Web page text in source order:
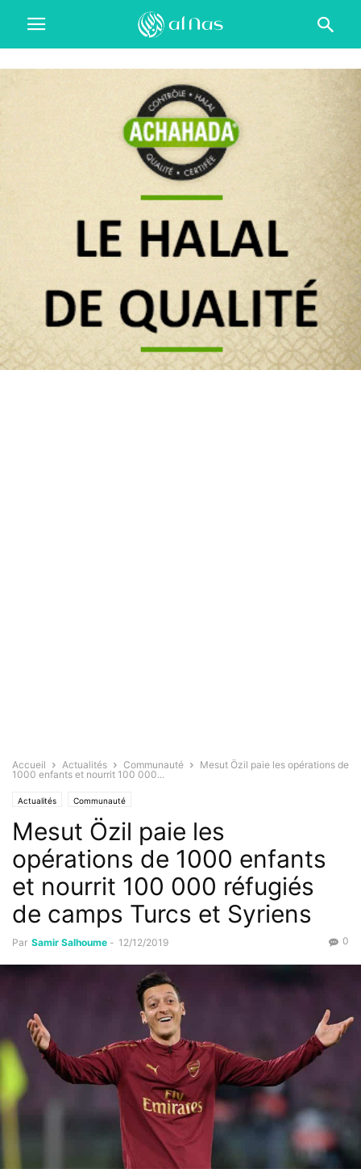
Accueil Actualités Communauté
Mesut Özil paie les opérations de
1000 enfants et nourrit 100 000...
Actualités Communauté
Mesut Özil paie les
opérations de 1000 enfants
et nourrit 100 000 réfugiés
de camps Turcs et Syriens
Par Samir Salhoume - 12/12/2019 0